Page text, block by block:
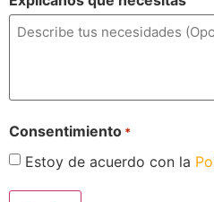
Consentimiento *
Estoy de acuerdo con la